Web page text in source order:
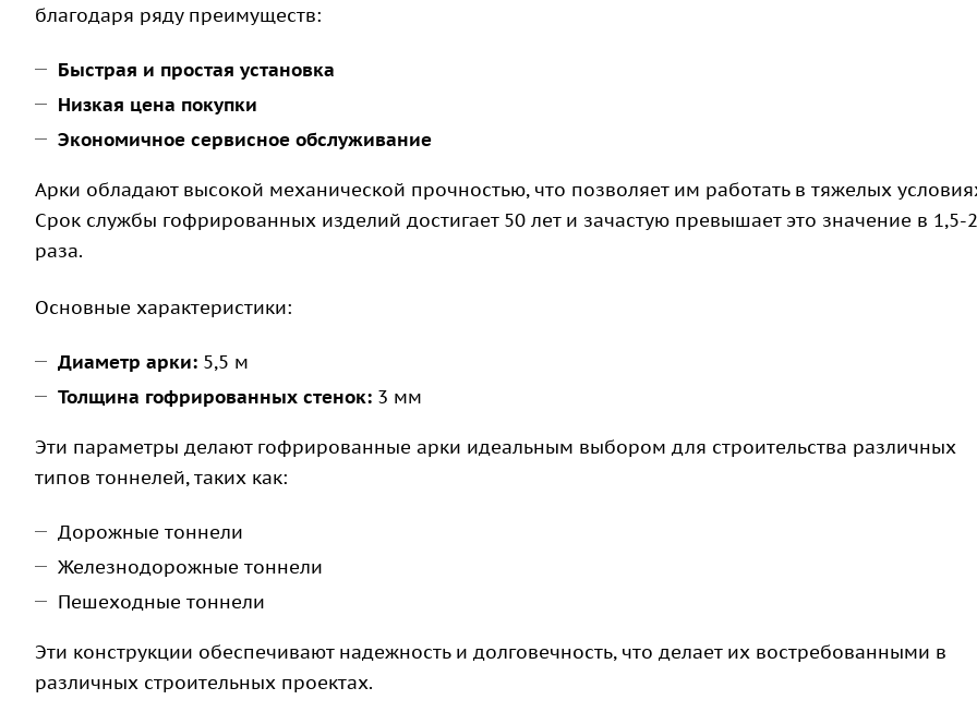
благодаря ряду преимуществ:
Быстрая и простая установка
Низкая цена покупки
Экономичное сервисное обслуживание
Арки обладают высокой механической прочностью, что позволяет им работать в тяжелых
Срок службы гофрированных изделий достигает 50 лет и зачастую превышает это значение в 1,5-2
раза.
Основные характеристики:
Диаметр арки: 5,5 м
Толщина гофрированных стенок: 3 мм
Эти параметры делают гофрированные арки идеальным выбором для строительства различных
типов тоннелей, таких как:
Дорожные тоннели
Железнодорожные тоннели
Пешеходные тоннели
Эти конструкции обеспечивают надежность и долговечность, что делает их востребованными в
различных строительных проектах.